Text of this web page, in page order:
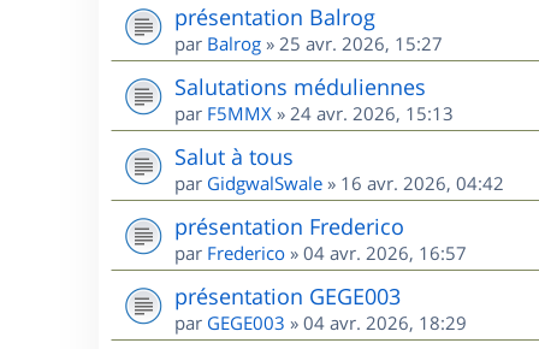
présentation Balrog
par Balrog » 25 avr. 2026, 15:27
Salutations méduliennes
par F5MMX » 24 avr. 2026, 15:13
Salut à tous
par GidgwalSwale » 16 avr. 2026, 04:42
présentation Frederico
par Frederico » 04 avr. 2026, 16:57
présentation GEGE003
par GEGE003 » 04 avr. 2026, 18:29